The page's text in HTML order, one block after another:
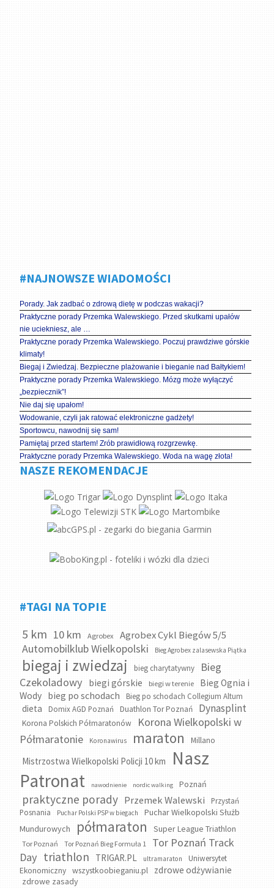
#NAJNOWSZE WIADOMOŚCI
Porady. Jak zadbać o zdrową dietę w podczas wakacji?
Praktyczne porady Przemka Walewskiego. Przed skutkami upałów
nie uciekniesz, ale …
Praktyczne porady Przemka Walewskiego. Poczuj prawdziwe górskie
klimaty!
Biegaj i Zwiedzaj. Bezpieczne plażowanie i bieganie nad Bałtykiem!
Praktyczne porady Przemka Walewskiego. Mózg może wyłączyć
„bezpiecznik”!
Nie daj się upałom!
Wodowanie, czyli jak ratować elektroniczne gadżety!
Sportowcu, nawodnij się sam!
Pamiętaj przed startem! Zrób prawidłową rozgrzewkę.
Praktyczne porady Przemka Walewskiego. Woda na wagę złota!
NASZE REKOMENDACJE
#TAGI NA TOPIE
5 km 10 km Agrobex Agrobex Cykl Biegów 5/5
Automobilklub Wielkopolski Bieg Agrobex zalasewska Piątka
biegaj i zwiedzaj bieg charytatywny
Bieg
Czekoladowy
biegi górskie biegi w terenie
Bieg Ognia i
Wody bieg po schodach Bieg po schodach Collegium Altum
dieta Domix AGD Poznań Duathlon Tor Poznań Dynasplint
Korona Polskich Półmaratonów
Korona Wielkopolski w
Półmaratonie
Koronawirus maraton Millano
Mistrzostwa Wielkopolski Policji 10 km
Nasz
Patronat
nawodnienie nordic walking Poznań
praktyczne porady Przemek Walewski
Przystań
Posnania
Puchar Polski PSP w biegach
Puchar Wielkopolski Służb
Mundurowych
półmaraton Super League Triathlon
Tor Poznań Tor Poznań Bieg Formuła 1
Tor Poznań Track
Day triathlon TRIGAR.PL ultramaraton
Uniwersytet
Ekonomiczny
wszystkoobieganiu.pl zdrowe odżywianie
zdrowe zasady